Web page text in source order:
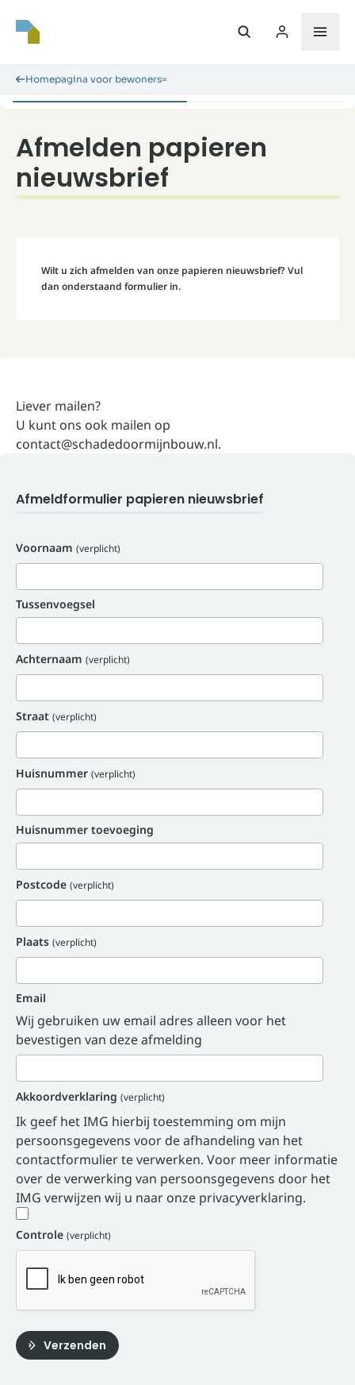
Homepagina voor bewoners=
Afmelden papieren
nieuwsbrief
Wilt u zich afmelden van onze papieren nieuwsbrief? Vul
dan onderstaand formulier in.
Liever mailen?
U kunt ons ook mailen op
contact@schadedoormijnbouw.nl.
Afmeldformulier papieren nieuwsbrief
Voornaam (verplicht)
Tussenvoegsel
Achternaam (verplicht)
Straat (verplicht)
Huisnummer (verplicht)
Huisnummer toevoeging
Postcode (verplicht)
Plaats (verplicht)
Email
Wij gebruiken uw email adres alleen voor het
bevestigen van deze afmelding
Akkoordverklaring (verplicht)
Ik geef het IMG hierbij toestemming om mijn
persoonsgegevens voor de afhandeling van het
contactformulier te verwerken. Voor meer informatie
over de verwerking van persoonsgegevens door het
IMG verwijzen wij u naar onze privacyverklaring.
Controle (verplicht)
Verzenden